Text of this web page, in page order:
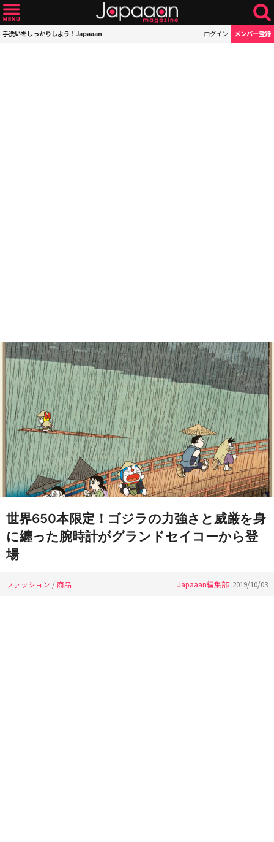
手洗いをしっかりしよう！Japaaan ログイン メンバー登録
世界650本限定！ゴジラの力強さと威厳を身
に纏った腕時計がグランドセイコーから登
場
ファッション /商品 Japaaan編集部 2019/10/03